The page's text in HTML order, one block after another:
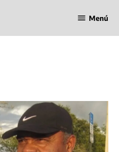
en Línea
Menú